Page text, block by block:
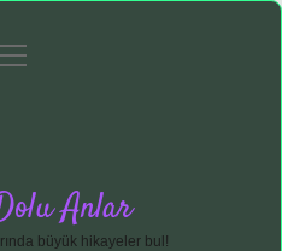
Anlar
büyük hikayeler bul!